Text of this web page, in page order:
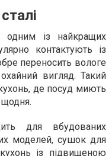
одним із найкращих
контактують із
переносить вологе
вигляд. Такий
де посуд миють
щодня.
для вбудованих
моделей, сушок для
із підвищеною